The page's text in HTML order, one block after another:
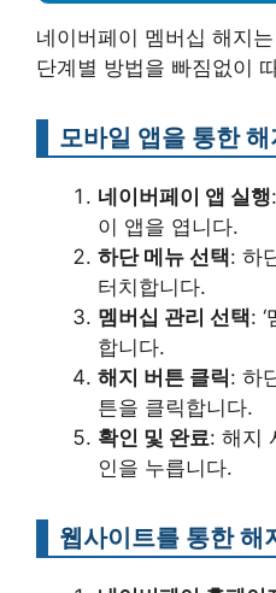
네이버페이 멤버십 해지
단계별 방법을 빠짐없이
모바일 앱을 통한 해
네이버페이 앱 실행
이 앱을 엽니다.
하단 메뉴 선택: 하
터치합니다.
멤버십 관리 선택:
합니다.
해지 버튼 클릭: 하
튼을 클릭합니다.
확인 및 완료: 해지
인을 누릅니다.
웹사이트를 통한 해